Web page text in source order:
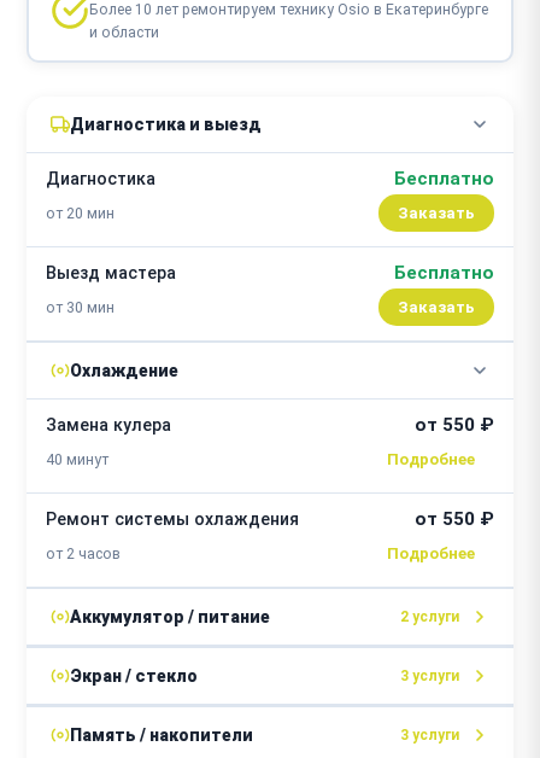
Более 10 лет ремонтируем технику Osio в Екатеринбурге
и области
Диагностика и выезд
Диагностика
от 20 мин
Бесплатно
Заказать
Выезд мастера
от 30 мин
Бесплатно
Заказать
Охлаждение
Замена кулера
40 минут
от 550 ₽
Ремонт системы охлаждения
от 2 часов
от 550 ₽
Аккумулятор / питание 2 услуги
Замена блока питания
от 1 часа
от 500 ₽
Экран / стекло 3 услуги
Замена шлейфа матрицы от 2500 ₽
Память / накопители 3 услуги